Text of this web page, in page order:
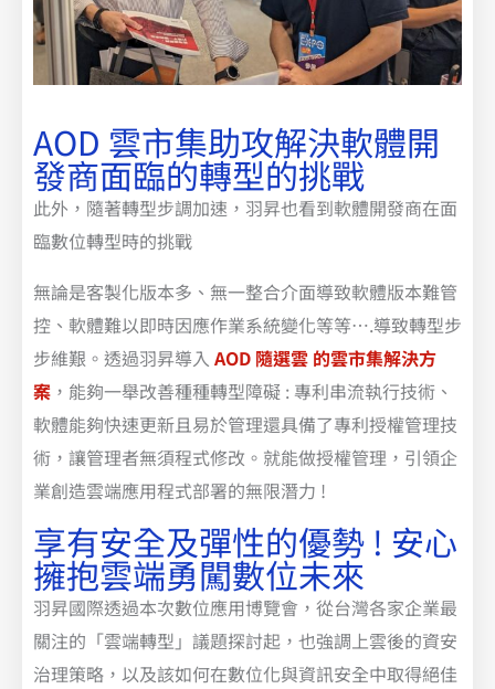
AOD 雲市集助攻解決軟體開
發商面臨的轉型的挑戰
此外，隨著轉型步調加速，羽昇也看到軟體開發商在面
臨數位轉型時的挑戰
無論是客製化版本多、無一整合介面導致軟體版本難管
控、軟體難以即時因應作業系統變化等等….導致轉型步
步維艱。透過羽昇導入 AOD 隨選雲 的雲市集解決方
案 ，能夠一舉改善種種轉型障礙 : 專利串流執行技術、
軟體能夠快速更新且易於管理還具備了專利授權管理技
術，讓管理者無須程式修改。就能做授權管理，引領企
業創造雲端應用程式部署的無限潛力 !
享有安全及彈性的優勢 ! 安心
擁抱雲端勇闖數位未來
羽昇國際透過本次數位應用博覽會，從台灣各家企業最
關注的「雲端轉型」議題探討起，也強調上雲後的資安
治理策略，以及該如何在數位化與資訊安全中取得絕佳